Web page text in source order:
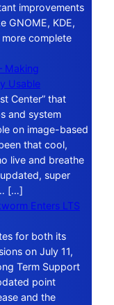
improvements
GNOME, KDE,
complete
Making
Usable
Center” that
and system
on image-based
that cool,
live and breathe
super
[…]
Enters LTS
for both its
on July 11,
Term Support
point
and the